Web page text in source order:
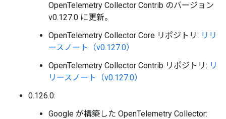
OpenTelemetry Collector Contrib のバージョン
v0.127.0 に更新。
OpenTelemetry Collector Core リポジトリ: リリ
ースノート（v0.127.0）
OpenTelemetry Collector Contrib リポジトリ: リ
リースノート（v0.127.0）
0.126.0:
Google が構築した OpenTelemetry Collector: